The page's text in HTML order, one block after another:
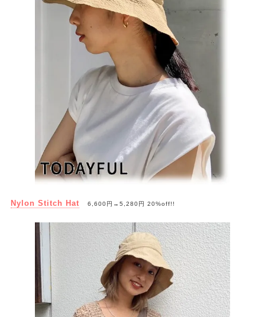
Nylon Stitch Hat 6,600円→5,280円 20%off!!